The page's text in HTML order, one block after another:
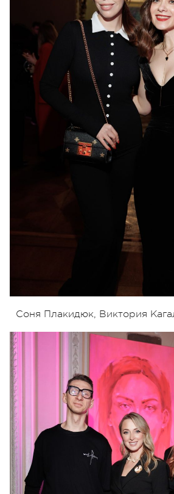
Соня Плакидюк, Виктория